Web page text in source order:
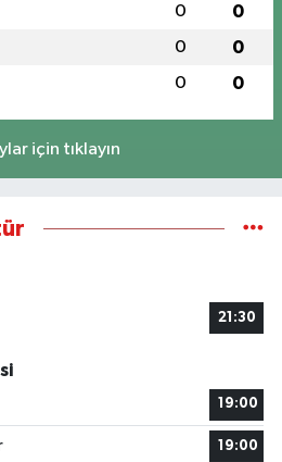
0 0
0 0
0 0
için tıklayın
21:30
19:00
19:00